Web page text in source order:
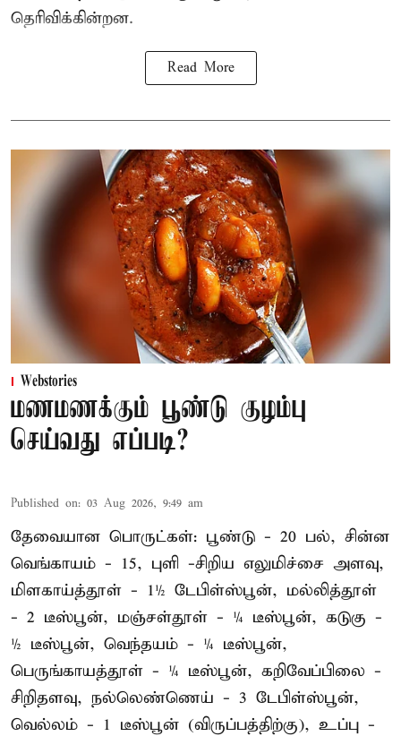
தெரிவிக்கின்றன.
Read More
Webstories
மணமணக்கும் பூண்டு குழம்பு
செய்வது எப்படி?
Published on: 03 Aug 2026, 9:49 am
தேவையான பொருட்கள்: பூண்டு - 20 பல், சின்ன
வெங்காயம் - 15, புளி -சிறிய எலுமிச்சை அளவு,
மிளகாய்த்தூள் - 1½ டேபிள்ஸ்பூன், மல்லித்தூள்
- 2 டீஸ்பூன், மஞ்சள்தூள் - ¼ டீஸ்பூன், கடுகு -
½ டீஸ்பூன், வெந்தயம் - ¼ டீஸ்பூன்,
பெருங்காயத்தூள் - ¼ டீஸ்பூன், கறிவேப்பிலை -
சிறிதளவு, நல்லெண்ணெய் - 3 டேபிள்ஸ்பூன்,
வெல்லம் - 1 டீஸ்பூன் (விருப்பத்திற்கு), உப்பு -